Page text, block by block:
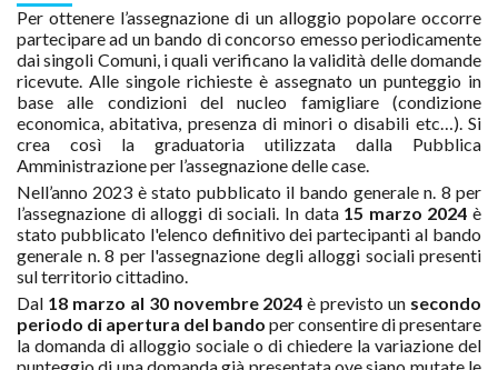
Per ottenere l’assegnazione di un alloggio popolare occorre
partecipare ad un bando di concorso emesso periodicamente
dai singoli Comuni, i quali verificano la validità delle domande
ricevute. Alle singole richieste è assegnato un punteggio in
base alle condizioni del nucleo famigliare (condizione
economica, abitativa, presenza di minori o disabili etc…). Si
crea così la graduatoria utilizzata dalla Pubblica
Amministrazione per l’assegnazione delle case.
Nell’anno 2023 è stato pubblicato il bando generale n. 8 per
l’assegnazione di alloggi di sociali. In data 15 marzo 2024è
stato pubblicato l'elenco definitivo dei partecipanti al bando
generale n. 8 per l'assegnazione degli alloggi sociali presenti
sul territorio cittadino.
Dal 18 marzo al 30 novembre 2024è previsto un secondo
periodo di apertura del bando per consentire di presentare
la domanda di alloggio sociale o di chiedere la variazione del